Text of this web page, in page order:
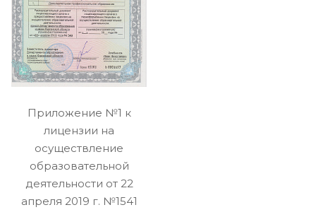
Приложение №1 к
лицензии на
осуществление
образовательной
деятельности от 22
апреля 2019 г. №1541